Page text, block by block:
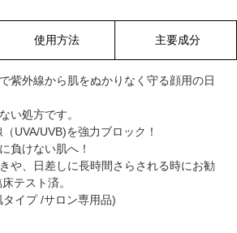
使用方法 主要成分
紫外線から肌をぬかりなく守る顔用の日
い処方です。
UVA/UVB)を強力ブロック！
負けない肌へ！
や、日差しに長時間さらされる時にお勧
テスト済。
イプ /サロン専用品)